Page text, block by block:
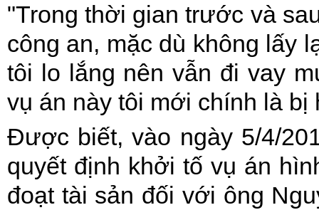
"Trong thời gian trước và
công an, mặc dù không lấy
tôi lo lắng nên vẫn đi vay
vụ án này tôi mới chính là bị
Được biết, vào ngày 5/4/
quyết định khởi tố vụ án
đoạt tài sản đối với ông